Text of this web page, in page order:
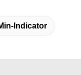
Indicator